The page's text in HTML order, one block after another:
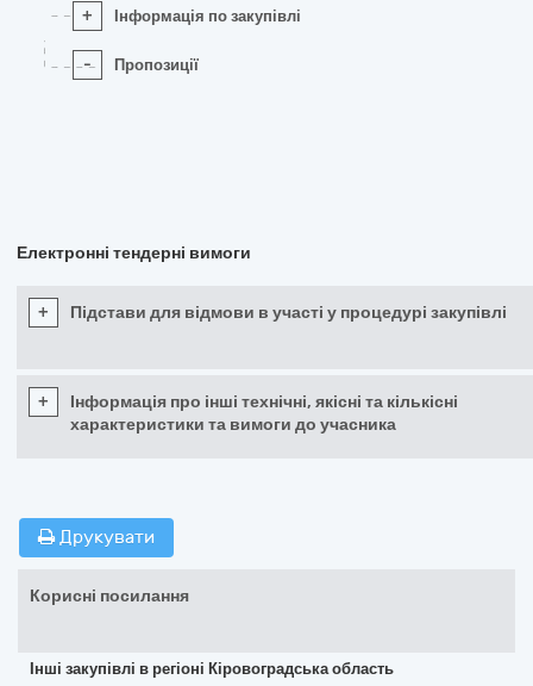
+ Інформація по закупівлі
- Пропозиції
Електронні тендерні вимоги
+ Підстави для відмови в участі у процедурі закупівлі
+
Інформація про інші технічні, якісні та кількісні
характеристики та вимоги до учасника
Друкувати
Корисні посилання
Інші закупівлі в регіоні Кіровоградська область